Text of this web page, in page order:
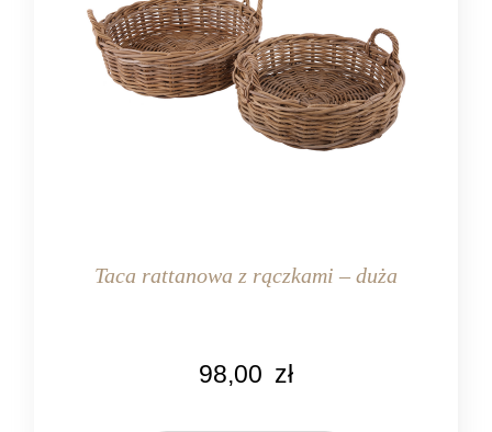
Taca rattanowa z rączkami – duża
98,00 zł